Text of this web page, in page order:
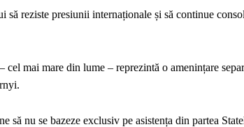
reziste presiunii internaționale și să continue
cel mai mare din lume – reprezintă o amenințare
să nu se bazeze exclusiv pe asistența din partea